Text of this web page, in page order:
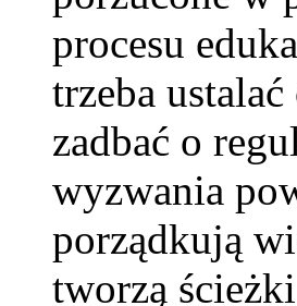
procesu
trzeba
zadbać o
wyzwania
porządkują
tworzą